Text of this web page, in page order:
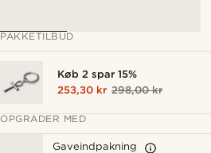
PAKKETILBUD
Køb 2 spar 15%
253,30 kr 298,00 kr
OPGRADER MED
Gaveindpakning